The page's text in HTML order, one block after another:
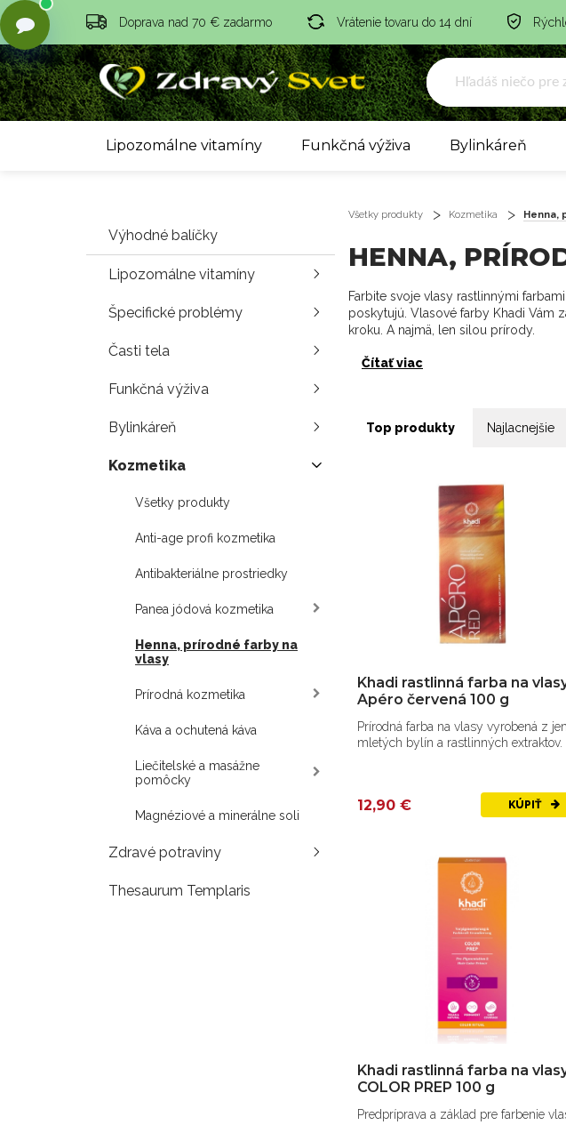
Doprava nad 70 € zadarmo Vrátenie tovaru do 14 dní
Lipozomálne vitamíny Funkčná výživa Bylinkáreň
Výhodné balíčky
Lipozomálne vitamíny
Špecifické problémy
Časti tela
Funkčná výživa
Bylinkáreň
Kozmetika
Všetky produkty
Anti-age profi kozmetika
Antibakteriálne prostriedky
Panea jódová kozmetika
Henna, prírodné farby na
vlasy
Prírodná kozmetika
Káva a ochutená káva
Liečitelské a masážne
pomôcky
Magnéziové a minerálne soli
Zdravé potraviny
Thesaurum Templaris
Všetky produkty Kozmetika Henna,
HENNA,
Farbite svoje vlasy rastlinnými
poskytujú. Vlasové farby Khadi Vám
kroku. A najmä, len silou prírody.
Čítať viac
Top produkty Najlacnejšie
Khadi rastlinná farba na
Apéro červená 100 g
Prírodná farba na vlasy vyrobená z
mletých bylín a rastlinných extraktov.
12,90 € KÚPIŤ
Khadi rastlinná farba na
COLOR PREP 100 g
Predpríprava a základ pre farbenie